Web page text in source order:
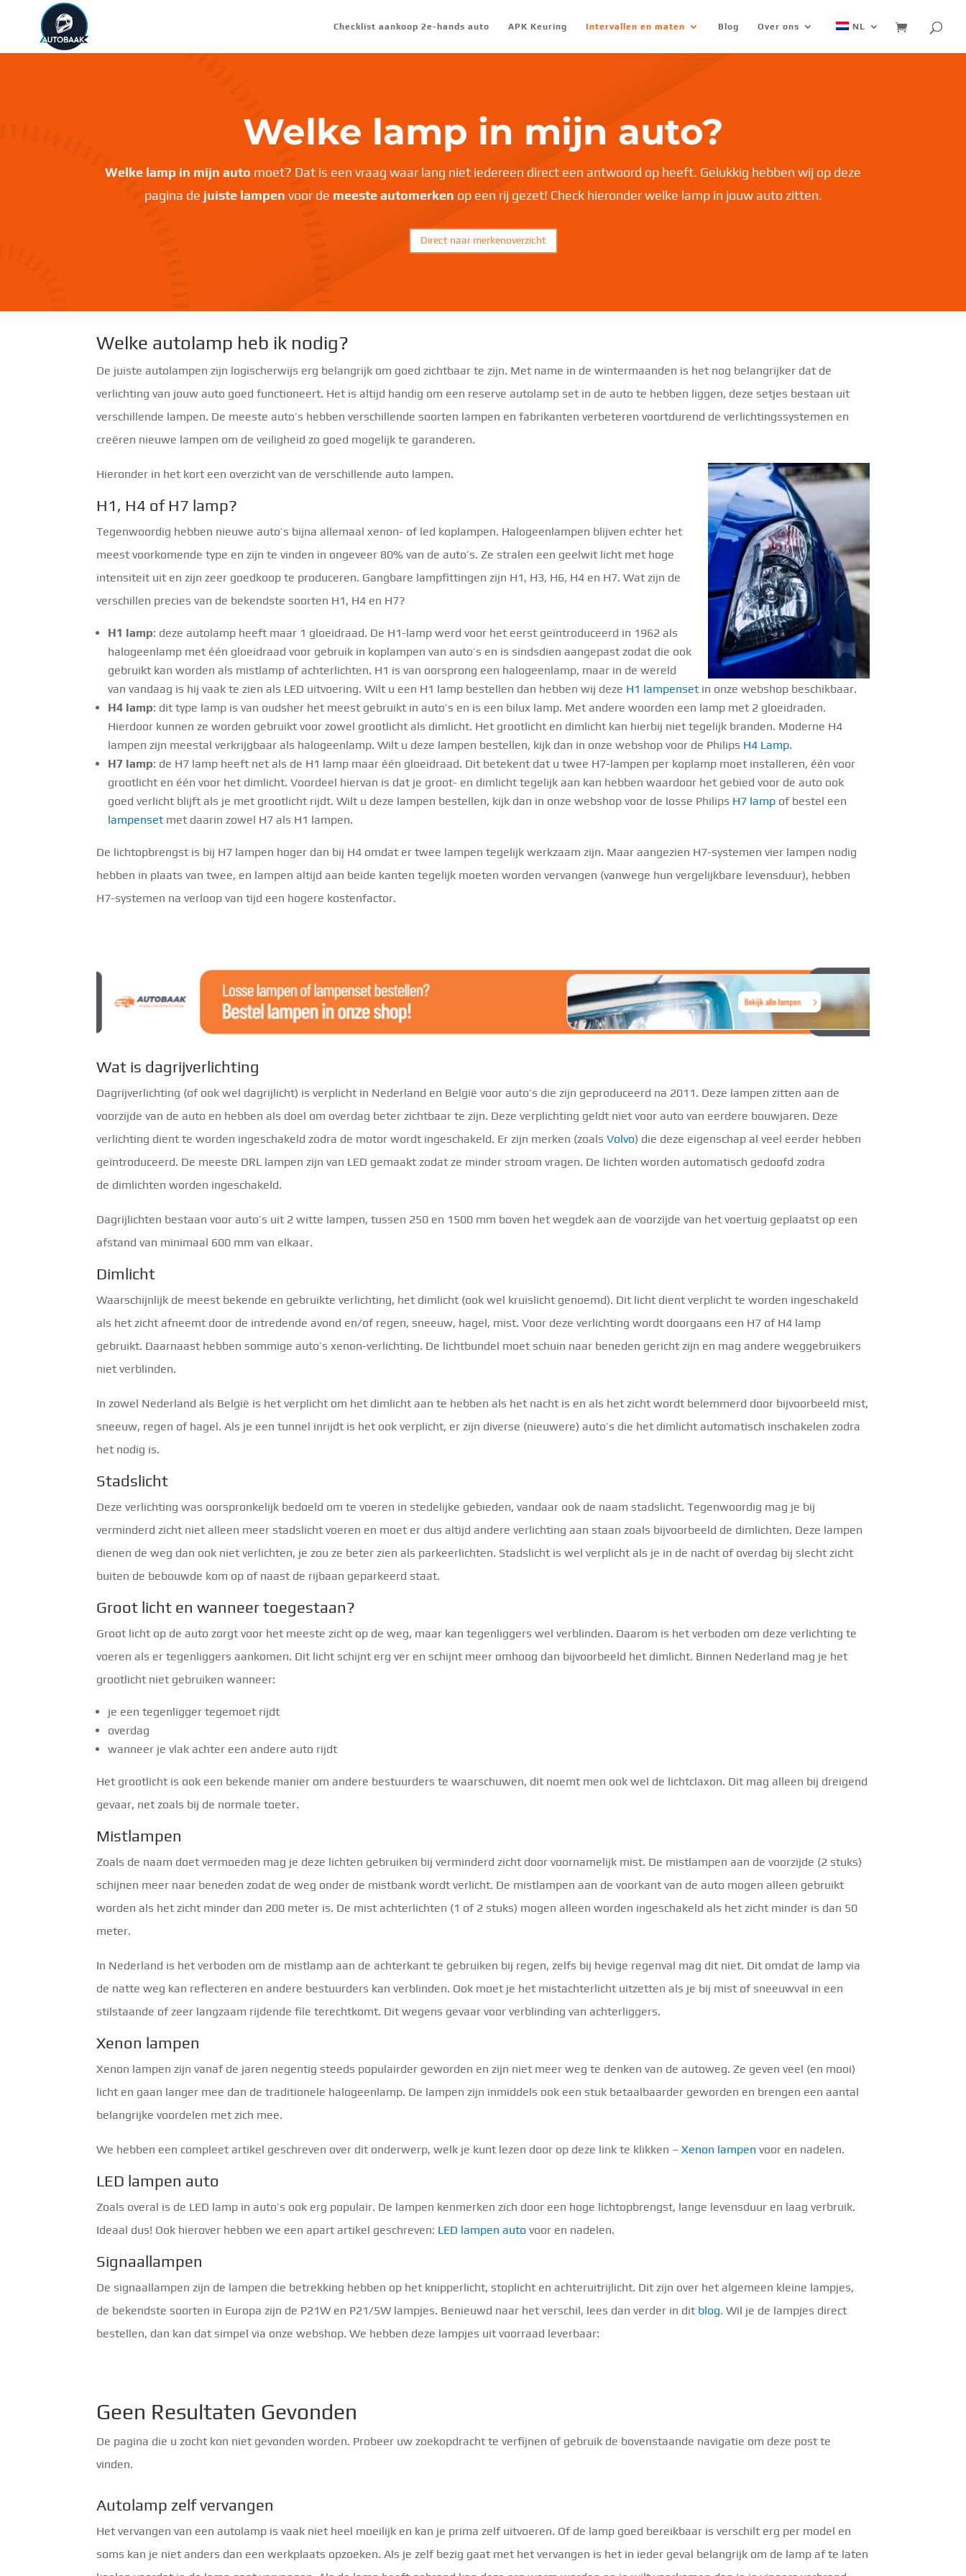
Checklist aankoop 2e-hands auto APK Keuring Intervallen en maten Blog Over ons NL
Welke lamp in mijn auto?
Welke lamp in mijn auto moet? Dat is een vraag waar lang niet iedereen direct een antwoord op heeft. Gelukkig hebben wij op deze
pagina de juiste lampen voor de meeste automerken op een rij gezet! Check hieronder welke lamp in jouw auto zitten.
Direct naar merkenoverzicht
Welke autolamp heb ik nodig?
De juiste autolampen zijn logischerwijs erg belangrijk om goed zichtbaar te zijn. Met name in de wintermaanden is het nog belangrijker dat de
verlichting van jouw auto goed functioneert. Het is altijd handig om een reserve autolamp set in de auto te hebben liggen, deze setjes bestaan uit
verschillende lampen. De meeste auto’s hebben verschillende soorten lampen en fabrikanten verbeteren voortdurend de verlichtingssystemen en
creëren nieuwe lampen om de veiligheid zo goed mogelijk te garanderen.
Hieronder in het kort een overzicht van de verschillende auto lampen.
H1, H4 of H7 lamp?
Tegenwoordig hebben nieuwe auto’s bijna allemaal xenon- of led koplampen. Halogeenlampen blijven echter het
meest voorkomende type en zijn te vinden in ongeveer 80% van de auto’s. Ze stralen een geelwit licht met hoge
intensiteit uit en zijn zeer goedkoop te produceren. Gangbare lampfittingen zijn H1, H3, H6, H4 en H7. Wat zijn de
verschillen precies van de bekendste soorten H1, H4 en H7?
H1 lamp: deze autolamp heeft maar 1 gloeidraad. De H1-lamp werd voor het eerst geïntroduceerd in 1962 als
halogeenlamp met één gloeidraad voor gebruik in koplampen van auto’s en is sindsdien aangepast zodat die ook
gebruikt kan worden als mistlamp of achterlichten. H1 is van oorsprong een halogeenlamp, maar in de wereld
van vandaag is hij vaak te zien als LED uitvoering. Wilt u een H1 lamp bestellen dan hebben wij deze H1 lampensetin onze webshop beschikbaar.
H4 lamp: dit type lamp is van oudsher het meest gebruikt in auto’s en is een bilux lamp. Met andere woorden een lamp met 2 gloeidraden.
Hierdoor kunnen ze worden gebruikt voor zowel grootlicht als dimlicht. Het grootlicht en dimlicht kan hierbij niet tegelijk branden. Moderne H4
lampen zijn meestal verkrijgbaar als halogeenlamp. Wilt u deze lampen bestellen, kijk dan in onze webshop voor de Philips H4 Lamp.
H7 lamp: de H7 lamp heeft net als de H1 lamp maar één gloeidraad. Dit betekent dat u twee H7-lampen per koplamp moet installeren, één voor
grootlicht en één voor het dimlicht. Voordeel hiervan is dat je groot- en dimlicht tegelijk aan kan hebben waardoor het gebied voor de auto ook
goed verlicht blijft als je met grootlicht rijdt. Wilt u deze lampen bestellen, kijk dan in onze webshop voor de losse Philips H7 lamp of bestel een
lampensetmet daarin zowel H7 als H1 lampen.
De lichtopbrengst is bij H7 lampen hoger dan bij H4 omdat er twee lampen tegelijk werkzaam zijn. Maar aangezien H7-systemen vier lampen nodig
hebben in plaats van twee, en lampen altijd aan beide kanten tegelijk moeten worden vervangen (vanwege hun vergelijkbare levensduur), hebben
H7-systemen na verloop van tijd een hogere kostenfactor.
Wat is dagrijverlichting
Dagrijverlichting (of ook wel dagrijlicht) is verplicht in Nederland en België voor auto’s die zijn geproduceerd na 2011. Deze lampen zitten aan de
voorzijde van de auto en hebben als doel om overdag beter zichtbaar te zijn. Deze verplichting geldt niet voor auto van eerdere bouwjaren. Deze
verlichting dient te worden ingeschakeld zodra de motor wordt ingeschakeld. Er zijn merken (zoalsVolvo) die deze eigenschap al veel eerder hebben
geïntroduceerd. De meeste DRL lampen zijn van LED gemaakt zodat ze minder stroom vragen. De lichten worden automatisch gedoofd zodra
de dimlichten worden ingeschakeld.
Dagrijlichten bestaan voor auto’s uit 2 witte lampen, tussen 250 en 1500 mm boven het wegdek aan de voorzijde van het voertuig geplaatst op een
afstand van minimaal 600 mm van elkaar.
Dimlicht
Waarschijnlijk de meest bekende en gebruikte verlichting, het dimlicht (ook wel kruislicht genoemd). Dit licht dient verplicht te worden ingeschakeld
als het zicht afneemt door de intredende avond en/of regen, sneeuw, hagel, mist. Voor deze verlichting wordt doorgaans een H7 of H4 lamp
gebruikt. Daarnaast hebben sommige auto’s xenon-verlichting. De lichtbundel moet schuin naar beneden gericht zijn en mag andere weggebruikers
niet verblinden.
In zowel Nederland als België is het verplicht om het dimlicht aan te hebben als het nacht is en als het zicht wordt belemmerd door bijvoorbeeld mist,
sneeuw, regen of hagel. Als je een tunnel inrijdt is het ook verplicht, er zijn diverse (nieuwere) auto’s die het dimlicht automatisch inschakelen zodra
het nodig is.
Stadslicht
Deze verlichting was oorspronkelijk bedoeld om te voeren in stedelijke gebieden, vandaar ook de naam stadslicht. Tegenwoordig mag je bij
verminderd zicht niet alleen meer stadslicht voeren en moet er dus altijd andere verlichting aan staan zoals bijvoorbeeld de dimlichten. Deze lampen
dienen de weg dan ook niet verlichten, je zou ze beter zien als parkeerlichten. Stadslicht is wel verplicht als je in de nacht of overdag bij slecht zicht
buiten de bebouwde kom op of naast de rijbaan geparkeerd staat.
Groot licht en wanneer toegestaan?
Groot licht op de auto zorgt voor het meeste zicht op de weg, maar kan tegenliggers wel verblinden. Daarom is het verboden om deze verlichting te
voeren als er tegenliggers aankomen. Dit licht schijnt erg ver en schijnt meer omhoog dan bijvoorbeeld het dimlicht. Binnen Nederland mag je het
grootlicht niet gebruiken wanneer:
je een tegenligger tegemoet rijdt
overdag
wanneer je vlak achter een andere auto rijdt
Het grootlicht is ook een bekende manier om andere bestuurders te waarschuwen, dit noemt men ook wel de lichtclaxon. Dit mag alleen bij dreigend
gevaar, net zoals bij de normale toeter.
Mistlampen
Zoals de naam doet vermoeden mag je deze lichten gebruiken bij verminderd zicht door voornamelijk mist. De mistlampen aan de voorzijde (2 stuks)
schijnen meer naar beneden zodat de weg onder de mistbank wordt verlicht. De mistlampen aan de voorkant van de auto mogen alleen gebruikt
worden als het zicht minder dan 200 meter is. De mist achterlichten (1 of 2 stuks) mogen alleen worden ingeschakeld als het zicht minder is dan 50
meter.
In Nederland is het verboden om de mistlamp aan de achterkant te gebruiken bij regen, zelfs bij hevige regenval mag dit niet. Dit omdat de lamp via
de natte weg kan reflecteren en andere bestuurders kan verblinden. Ook moet je het mistachterlicht uitzetten als je bij mist of sneeuwval in een
stilstaande of zeer langzaam rijdende file terechtkomt. Dit wegens gevaar voor verblinding van achterliggers.
Xenon lampen
Xenon lampen zijn vanaf de jaren negentig steeds populairder geworden en zijn niet meer weg te denken van de autoweg. Ze geven veel (en mooi)
licht en gaan langer mee dan de traditionele halogeenlamp. De lampen zijn inmiddels ook een stuk betaalbaarder geworden en brengen een aantal
belangrijke voordelen met zich mee.
We hebben een compleet artikel geschreven over dit onderwerp, welk je kunt lezen door op deze link te klikken –Xenon lampenvoor en nadelen.
LED lampen auto
Zoals overal is de LED lamp in auto’s ook erg populair. De lampen kenmerken zich door een hoge lichtopbrengst, lange levensduur en laag verbruik.
Ideaal dus! Ook hierover hebben we een apart artikel geschreven: LED lampen auto voor en nadelen.
Signaallampen
De signaallampen zijn de lampen die betrekking hebben op het knipperlicht, stoplicht en achteruitrijlicht. Dit zijn over het algemeen kleine lampjes,
de bekendste soorten in Europa zijn de P21W en P21/5W lampjes. Benieuwd naar het verschil, lees dan verder in dit blog. Wil je de lampjes direct
bestellen, dan kan dat simpel via onze webshop. We hebben deze lampjes uit voorraad leverbaar:
Geen Resultaten Gevonden
De pagina die u zocht kon niet gevonden worden. Probeer uw zoekopdracht te verfijnen of gebruik de bovenstaande navigatie om deze post te
vinden.
Autolamp zelf vervangen
Het vervangen van een autolamp is vaak niet heel moeilijk en kan je prima zelf uitvoeren. Of de lamp goed bereikbaar is verschilt erg per model en
soms kan je niet anders dan een werkplaats opzoeken. Als je zelf bezig gaat met het vervangen is het in ieder geval belangrijk om de lamp af te laten